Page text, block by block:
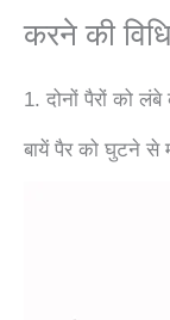
‪‎करने‬ ‪‎की‬ ‎विधि
1. दोनों पैरों को
बायें पैर को घुटने से